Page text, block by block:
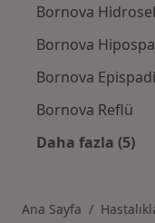
Bornova Hidrosel
Bornova
Bornova
Bornova Reflü
Daha fazla (5)
Ana Sayfa